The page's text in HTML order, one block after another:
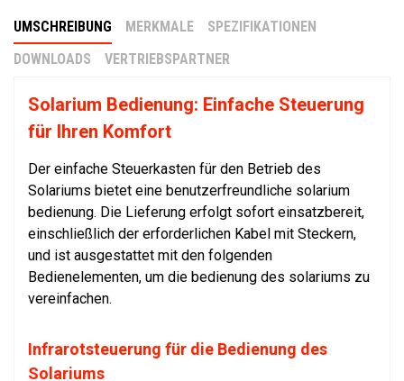
UMSCHREIBUNG MERKMALE
SPEZIFIKATIONEN
DOWNLOADS
VERTRIEBSPARTNER
Solarium Bedienung: Einfache Steuerung
für Ihren Komfort
Der einfache Steuerkasten für den Betrieb des
Solariums bietet eine benutzerfreundliche solarium
bedienung. Die Lieferung erfolgt sofort einsatzbereit,
einschließlich der erforderlichen Kabel mit Steckern,
und ist ausgestattet mit den folgenden
Bedienelementen, um die bedienung des solariums zu
vereinfachen.
Infrarotsteuerung für die Bedienung des
Solariums